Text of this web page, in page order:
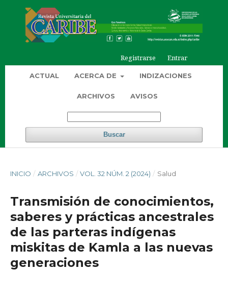
Registrarse Entrar
ACTUAL ACERCA DE INDIZACIONES
ARCHIVOS AVISOS
Buscar
INICIO / ARCHIVOS / VOL. 32 NÚM. 2 (2024) / Salud
Transmisión de conocimientos,
saberes y prácticas ancestrales
de las parteras indígenas
miskitas de Kamla a las nuevas
generaciones